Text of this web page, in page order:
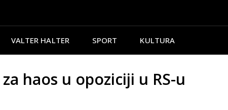
VALTER HALTER SPORT KULTURA
haos u opoziciji u RS-u